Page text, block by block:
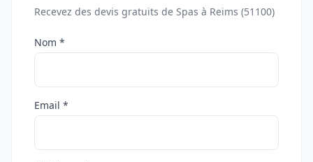
Recevez des devis gratuits de Spas à Reims (51100)
Nom *
Email *